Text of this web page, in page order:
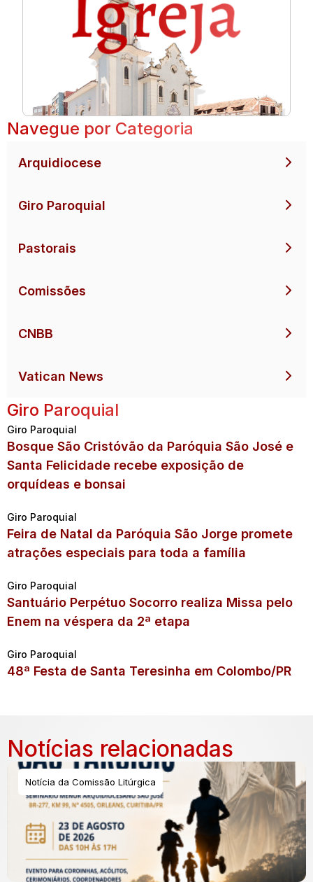
Navegue por Categoria
Arquidiocese
Giro Paroquial
Pastorais
Comissões
CNBB
Vatican News
Giro Paroquial
Giro Paroquial
Bosque São Cristóvão da Paróquia São José e
Santa Felicidade recebe exposição de
orquídeas e bonsai
Giro Paroquial
Feira de Natal da Paróquia São Jorge promete
atrações especiais para toda a família
Giro Paroquial
Santuário Perpétuo Socorro realiza Missa pelo
Enem na véspera da 2ª etapa
Giro Paroquial
48ª Festa de Santa Teresinha em Colombo/PR
Notícias relacionadas
Notícia da Comissão Litúrgica